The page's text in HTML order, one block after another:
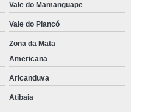
Claros
Vale do Mamanguape
Vale do Piancó
Zona da Mata
Americana
Aricanduva
Atibaia